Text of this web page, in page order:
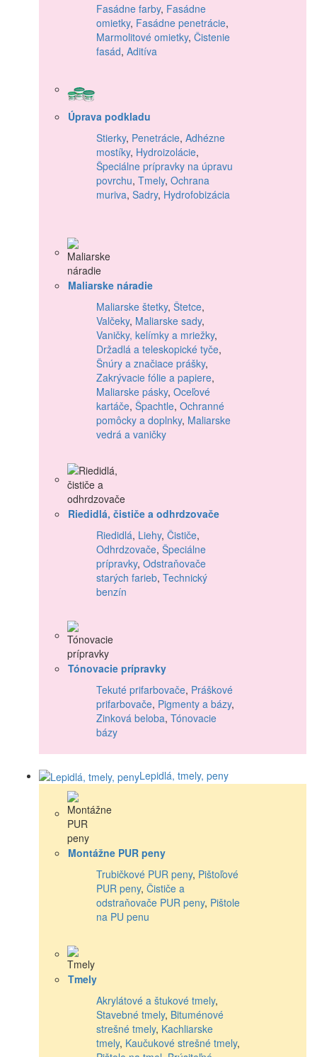
Fasádne farby, Fasádne
omietky, Fasádne penetrácie,
Marmolitové omietky, Čistenie
fasád, Aditíva
Úprava podkladu
Stierky, Penetrácie, Adhézne
mostíky, Hydroizolácie,
Špeciálne prípravky na úpravu
povrchu, Tmely, Ochrana
muriva, Sadry, Hydrofobizácia
Maliarske náradie
Maliarske štetky, Štetce,
Valčeky, Maliarske sady,
Vaničky, kelímky a mriežky,
Držadlá a teleskopické tyče,
Šnúry a značiace prášky,
Zakrývacie fólie a papiere,
Maliarske pásky, Oceľové
kartáče, Špachtle, Ochranné
pomôcky a doplnky, Maliarske
vedrá a vaničky
Riedidlá, čističe a odhrdzovače
Riedidlá, Liehy, Čističe,
Odhrdzovače, Špeciálne
prípravky, Odstraňovače
starých farieb, Technický
benzín
Tónovacie prípravky
Tekuté prifarbovače, Práškové
prifarbovače, Pigmenty a bázy,
Zinková beloba, Tónovacie
bázy
Lepidlá, tmely, peny
Montážne PUR peny
Trubičkové PUR peny, Pištoľové
PUR peny, Čističe a
odstraňovače PUR peny, Pištole
na PU penu
Tmely
Akrylátové a štukové tmely,
Stavebné tmely, Bituménové
strešné tmely, Kachliarske
tmely, Kaučukové strešné tmely,